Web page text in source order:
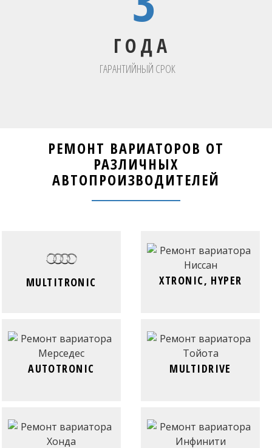
ГОДА
ГАРАНТИЙНЫЙ СРОК
РЕМОНТ ВАРИАТОРОВ ОТ
РАЗЛИЧНЫХ
АВТОПРОИЗВОДИТЕЛЕЙ
MULTITRONIC XTRONIC, HYPER
AUTOTRONIC MULTIDRIVE